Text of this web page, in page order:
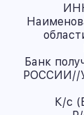
Банк
РОССИИ//
К/с